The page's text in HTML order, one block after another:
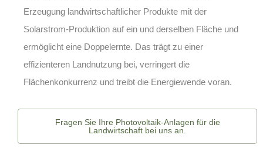
Erzeugung landwirtschaftlicher Produkte mit der
Solarstrom-Produktion auf ein und derselben Fläche und
ermöglicht eine Doppelernte. Das trägt zu einer
effizienteren Landnutzung bei, verringert die
Flächenkonkurrenz und treibt die Energiewende voran.
Fragen Sie Ihre Photovoltaik-Anlagen für die
Landwirtschaft bei uns an.